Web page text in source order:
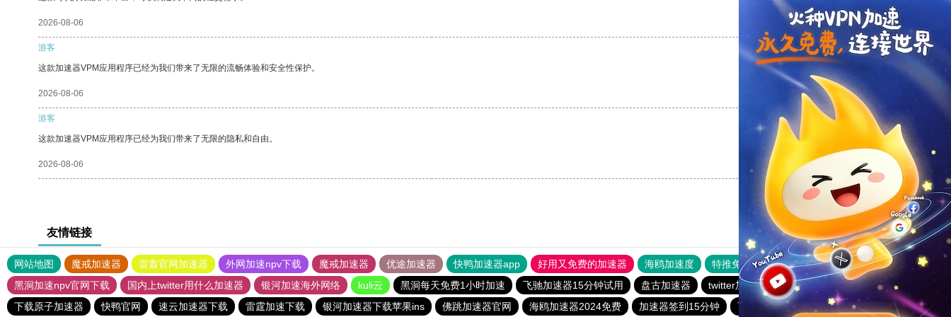
2026-08-06 支持[0] 反对
游客
这款加速器VPM应用程序已经为我们带来了无限的流畅体验和安全性保护。
2026-08-06 支持
游客
这款加速器VPM应用程序已经为我们带来了无限的隐私和自由。
2026-08-06 支持 反对 [0]
友情链接
网站地图 魔戒加速器 雷轰官网加速器 外网加速npv下载 魔戒加速器 优途加速器 快鸭加速器app 好用又免费的加速器 海鸥加速度 特推免费网络加速器
ssr加速器
黑洞加速npv官网下载
国内上twitter用什么加速器 银河加速海外网络 kuli云 黑洞每天免费1小时加速 飞驰加速器15分钟试用 盘古加速器 twitter加速器免费下载
旋风加速器
下载原子加速器
快鸭官网 速云加速器下载 雷霆加速下载 银河加速器下载苹果ins 佛跳加速器官网 海鸥加速器2024免费 加速器签到15分钟 可以上twitter的免费加速器